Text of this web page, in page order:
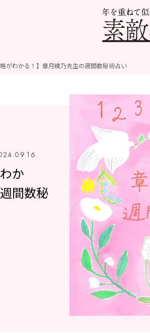
格がわかる！】章月綾乃先生の週間数秘術占い
か
間数秘